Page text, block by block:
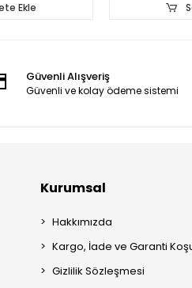
Ekle
Güvenli Alışveriş
Güvenli ve kolay ödeme sistemi
Kurumsal
Hakkımızda
Kargo, İade ve Garanti
Gizlilik Sözleşmesi